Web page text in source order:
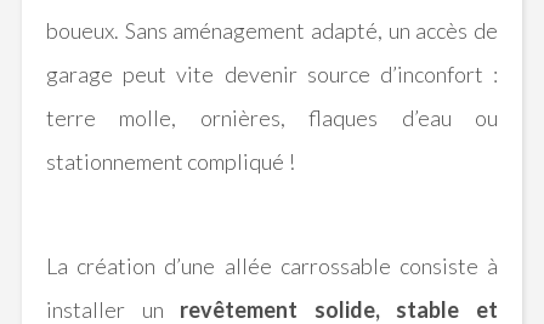
boueux. Sans aménagement adapté, un accès de
garage peut vite devenir source d’inconfort :
terre molle, ornières, flaques d’eau ou
stationnement compliqué !
La création d’une allée carrossable consiste à
installer un revêtement solide, stable et